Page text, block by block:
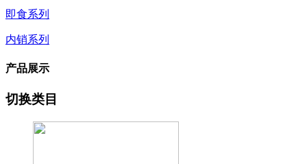
即食系列
内销系列
产品展示
切换类目